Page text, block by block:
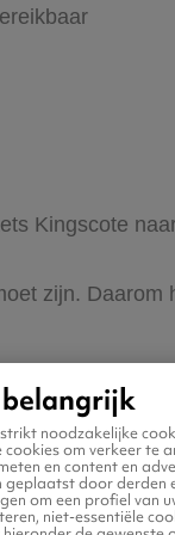
Kingscote
zijn.
noodzakelijke
om verkeer te
en content en
geplaatst door derden
om een profiel van
niet-essentiële